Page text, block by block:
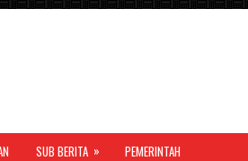
SUB BERITA » PEMERINTAH